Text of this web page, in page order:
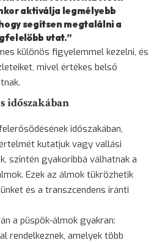
aktiválja legmélyebb
segítsen megtalálni a
utat.”
különös figyelemmel kezelni, és
mivel értékes belső
időszakában
időszakában,
kutatjuk vagy vallási
szintén gyakoribbá válhatnak a
Ezek az álmok tükrözhetik
és a transzcendens iránti
a püspök-álmok gyakran:
rendelkeznek, amelyek több